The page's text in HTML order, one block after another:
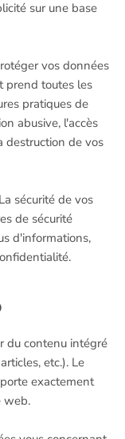
sur une base
vos données
prend toutes les
pratiques de
abusive, l'accès
destruction de vos
sécurité de vos
de sécurité
d'informations,
du contenu intégré
etc.). Le
exactement
web.